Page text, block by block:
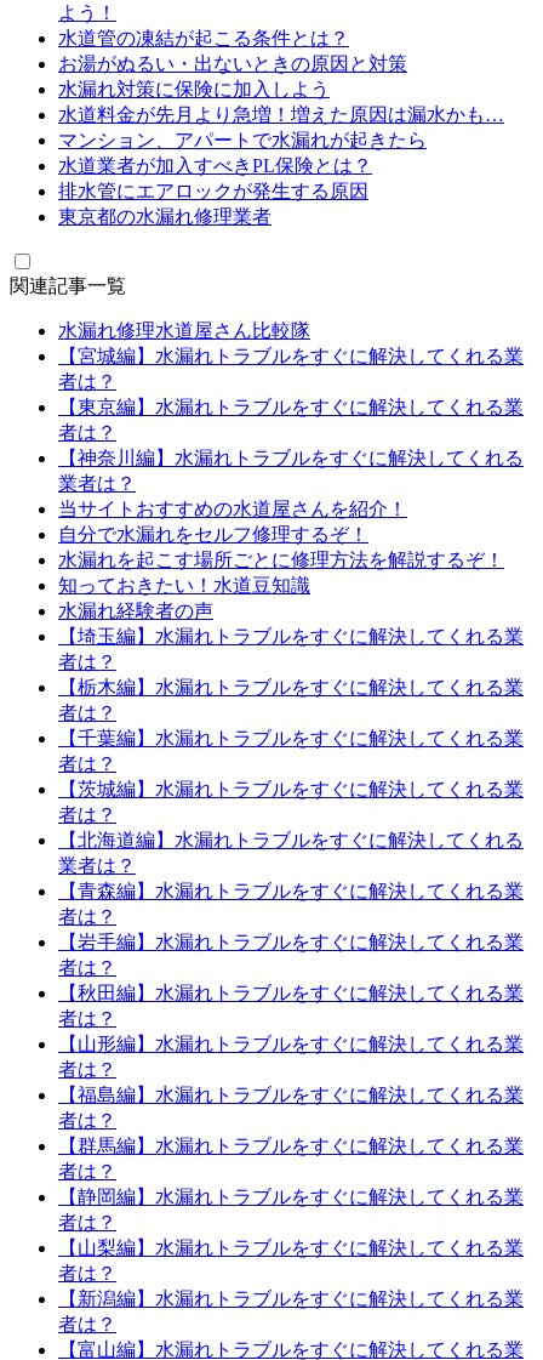
よう！
水道管の凍結が起こる条件とは？
お湯がぬるい・出ないときの原因と対策
水漏れ対策に保険に加入しよう
水道料金が先月より急増！増えた原因は漏水かも…
マンション、アパートで水漏れが起きたら
水道業者が加入すべきPL保険とは？
排水管にエアロックが発生する原因
東京都の水漏れ修理業者
関連記事一覧
水漏れ修理水道屋さん比較隊
【宮城編】水漏れトラブルをすぐに解決してくれる業
者は？
【東京編】水漏れトラブルをすぐに解決してくれる業
者は？
【神奈川編】水漏れトラブルをすぐに解決してくれる
業者は？
当サイトおすすめの水道屋さんを紹介！
自分で水漏れをセルフ修理するぞ！
水漏れを起こす場所ごとに修理方法を解説するぞ！
知っておきたい！水道豆知識
水漏れ経験者の声
【埼玉編】水漏れトラブルをすぐに解決してくれる業
者は？
【栃木編】水漏れトラブルをすぐに解決してくれる業
者は？
【千葉編】水漏れトラブルをすぐに解決してくれる業
者は？
【茨城編】水漏れトラブルをすぐに解決してくれる業
者は？
【北海道編】水漏れトラブルをすぐに解決してくれる
業者は？
【青森編】水漏れトラブルをすぐに解決してくれる業
者は？
【岩手編】水漏れトラブルをすぐに解決してくれる業
者は？
【秋田編】水漏れトラブルをすぐに解決してくれる業
者は？
【山形編】水漏れトラブルをすぐに解決してくれる業
者は？
【福島編】水漏れトラブルをすぐに解決してくれる業
者は？
【群馬編】水漏れトラブルをすぐに解決してくれる業
者は？
【静岡編】水漏れトラブルをすぐに解決してくれる業
者は？
【山梨編】水漏れトラブルをすぐに解決してくれる業
者は？
【新潟編】水漏れトラブルをすぐに解決してくれる業
者は？
【富山編】水漏れトラブルをすぐに解決してくれる業